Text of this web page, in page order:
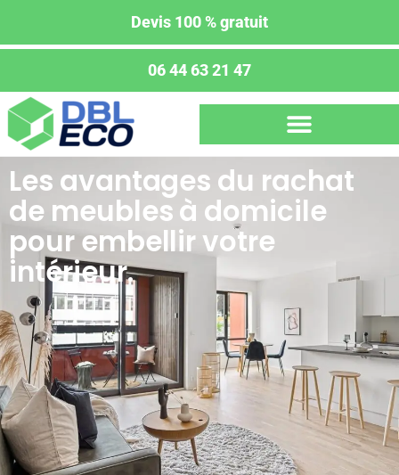
Devis 100 % gratuit
06 44 63 21 47
Les avantages du rachat
de meubles à domicile
pour embellir votre
intérieur.